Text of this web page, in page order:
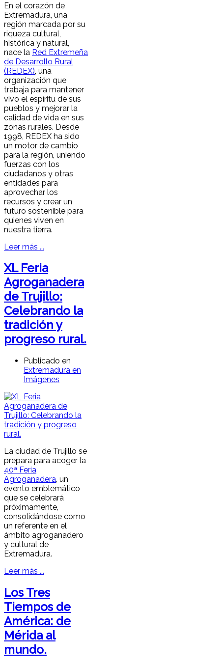
En el corazón de
Extremadura, una
región marcada por su
riqueza cultural,
histórica y natural,
nace la Red Extremeña
de Desarrollo Rural
(REDEX) , una
organización que
trabaja para mantener
vivo el espíritu de sus
pueblos y mejorar la
calidad de vida en sus
zonas rurales. Desde
1998, REDEX ha sido
un motor de cambio
para la región, uniendo
fuerzas con los
ciudadanos y otras
entidades para
aprovechar los
recursos y crear un
futuro sostenible para
quienes viven en
nuestra tierra.
Leer más ...
XL Feria
Agroganadera
de Trujillo:
Celebrando la
tradición y
progreso rural.
Publicado en
Extremadura en
Imágenes
La ciudad de Trujillo se
prepara para acoger la
40ª Feria
Agroganadera, un
evento emblemático
que se celebrará
próximamente,
consolidándose como
un referente en el
ámbito agroganadero
y cultural de
Extremadura.
Leer más ...
Los Tres
Tiempos de
América: de
Mérida al
mundo.